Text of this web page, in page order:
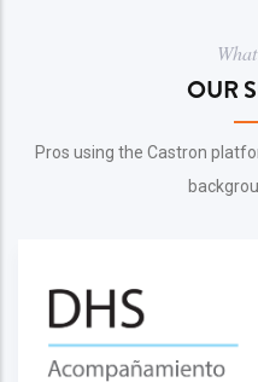
OUR
Pros using the Castron